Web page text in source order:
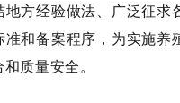
地方经验做法、 广泛征求
准和备案程序，为实施
和质量安全。